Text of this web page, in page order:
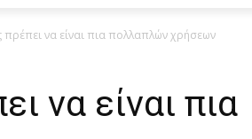
πρέπει να είναι πια πολλαπλών χρήσεων
να είναι πια